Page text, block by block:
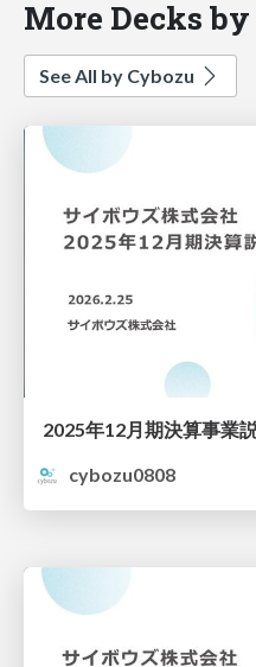
More Decks
See All by Cybozu
2025年12月期決算事業
cybozu0808